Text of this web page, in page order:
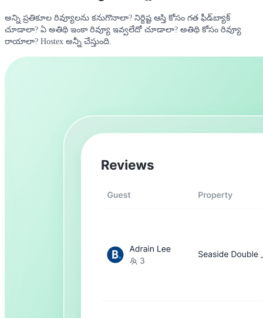
అన్ని ప్రతికూల రివ్యూలను కనుగొనాలా? నిర్దిష్ట ఆస్తి కోసం గత ఫీడ్‌బ్యాక్
చూడాలా? ఏ అతిథి ఇంకా రివ్యూ ఇవ్వలేదో చూడాలా? అతిథి కోసం రివ్యూ
రాయాలా? Hostex అన్నీ చేస్తుంది.